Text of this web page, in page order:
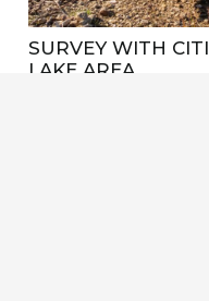
SURVEY WITH
LAKE AREA